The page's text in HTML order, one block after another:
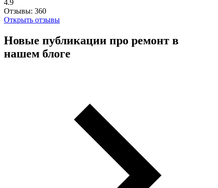
4.9
Отзывы: 360
Открыть отзывы
Новые публикации про ремонт в
нашем блоге